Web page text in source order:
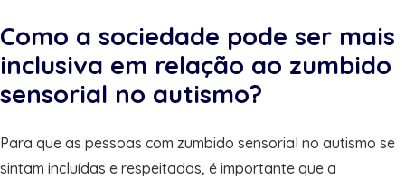
Como a sociedade pode ser mais
inclusiva em relação ao zumbido
sensorial no autismo?
Para que as pessoas com zumbido sensorial no autismo se
sintam incluídas e respeitadas, é importante que a